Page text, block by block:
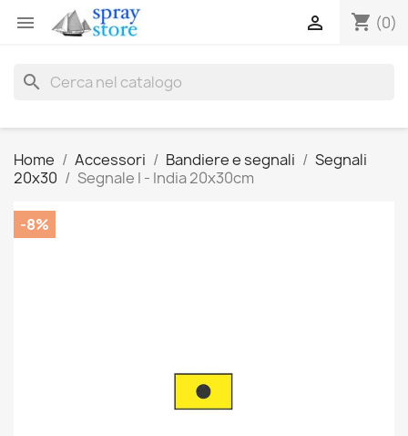
 shopping_cart (0)

search
Home Accessori Bandiere e segnali
Segnali
20x30
Segnale I - India 20x30cm
-8%